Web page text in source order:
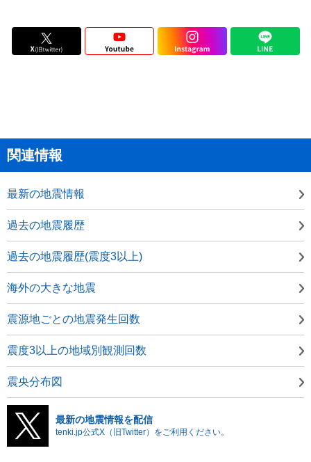
関連情報
最新の地震情報
過去の地震履歴
過去の地震履歴(震度3以上)
海外の大きな地震
震源地ごとの地震発生回数
震度3以上の地域別観測回数
震央分布図
最新の地震情報を配信
tenki.jp公式X（旧Twitter）をご利用ください。